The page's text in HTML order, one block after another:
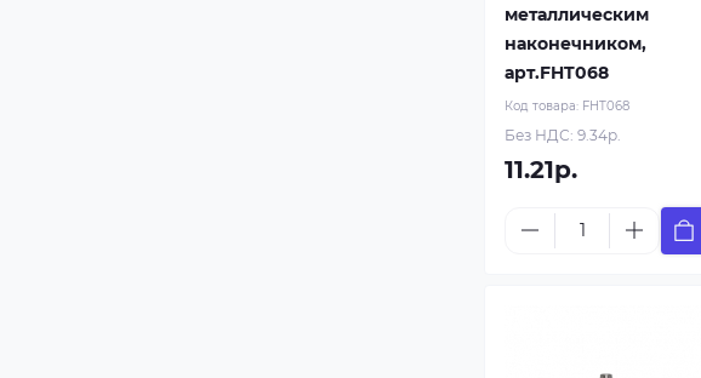
металлическим
наконечником,
арт.FHT068
Код товара: FHT068
Без НДС: 9.34р.
11.21р.